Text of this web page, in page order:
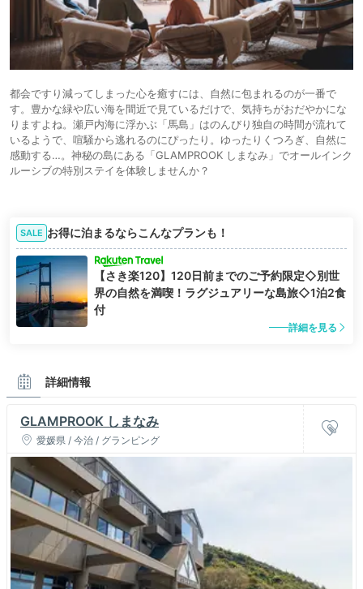
都会ですり減ってしまった心を癒すには、自然に包まれるのが一番で
す。豊かな緑や広い海を間近で見ているだけで、気持ちがおだやかにな
りますよね。瀬戸内海に浮かぶ「馬島」はのんびり独自の時間が流れて
いるようで、喧騒から逃れるのにぴったり。ゆったりくつろぎ、自然に
感動する…。神秘の島にある「GLAMPROOK しまなみ」でオールインク
ルーシブの特別ステイを体験しませんか？
SALE お得に泊まるならこんなプランも！
【さき楽120】120日前までのご予約限定◇別世
界の自然を満喫！ラグジュアリーな島旅◇1泊2食
付
詳細を見る
詳細情報
GLAMPROOK しまなみ
愛媛県 / 今治 / グランピング